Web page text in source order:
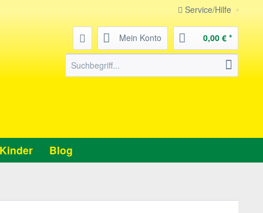
Service/Hilfe
Mein Konto 0,00 € *
Kinder Blog